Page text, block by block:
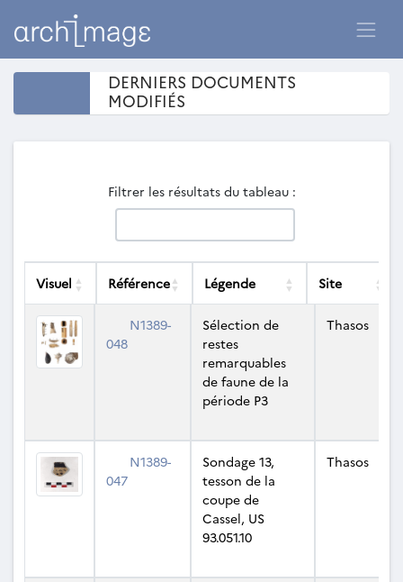
DERNIERS DOCUMENTS
MODIFIÉS
Filtrer les résultats du tableau :
Visuel Référence Légende
Site
Visuel
N1389-
048
Sélection de
restes
remarquables
de faune de la
période P3
Thasos
N1389-
047
Sondage 13,
tesson de la
coupe de
Cassel, US
93.051.10
Thasos